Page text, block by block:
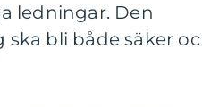
ledningar. Den
bli både säker